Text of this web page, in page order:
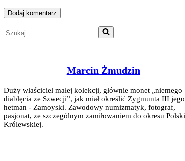
Szukaj...
Marcin Żmudzin
Duży właściciel małej kolekcji, głównie monet „niemego
diablęcia ze Szwecji”, jak miał określić Zygmunta III jego
hetman - Zamoyski. Zawodowy numizmatyk, fotograf,
pasjonat, ze szczególnym zamiłowaniem do okresu Polski
Królewskiej.